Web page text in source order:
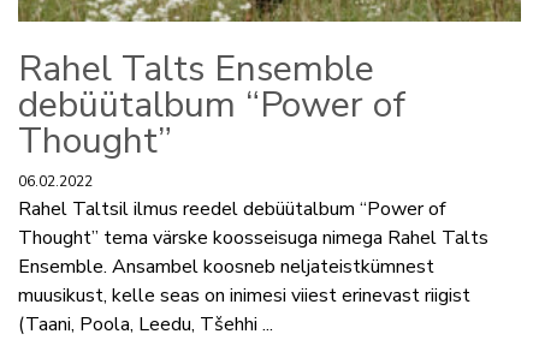
Rahel Talts Ensemble
debüütalbum “Power of
Thought”
06.02.2022
Rahel Taltsil ilmus reedel debüütalbum “Power of
Thought” tema värske koosseisuga nimega Rahel Talts
Ensemble. Ansambel koosneb neljateistkümnest
muusikust, kelle seas on inimesi viiest erinevast riigist
(Taani, Poola, Leedu, Tšehhi ...